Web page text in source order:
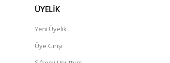
ÜYELİK
Yeni Üyelik
Üye Girişi